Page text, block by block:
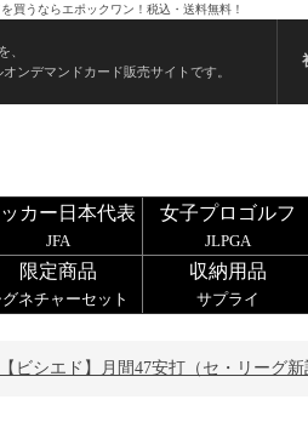
買うならエポックワン！税込・送料無料！
、
ンデマンドカード販売サイトです。
カー日本代表
JFA
女子プロゴルフ
JLPGA
限定商品
グネチャーセット
収納用品
サプライ
【ビシエド】月間47安打（セ・リーグ新